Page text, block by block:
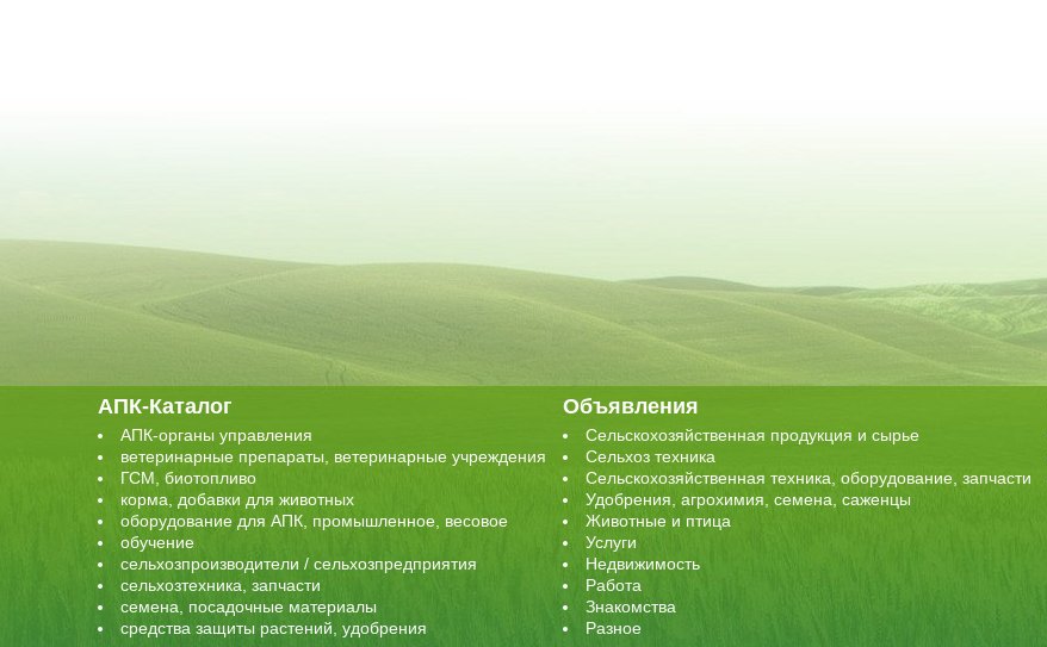
АПК-Каталог
АПК-органы управления
ветеринарные препараты, ветеринарные учреждения
ГСМ, биотопливо
корма, добавки для животных
оборудование для АПК, промышленное, весовое
обучение
сельхозпроизводители / сельхозпредприятия
сельхозтехника, запчасти
семена, посадочные материалы
средства защиты растений, удобрения
Объявления
Сельскохозяйственная продукция и сырье
Сельхоз техника
Сельскохозяйственная техника, оборудование, запчасти
Удобрения, агрохимия, семена, саженцы
Животные и птица
Услуги
Недвижимость
Работа
Знакомства
Разное